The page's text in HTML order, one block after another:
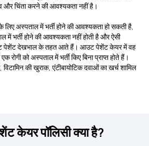
और चिंता करने की आवश्यकता नहीं है।
अस्पताल में भर्ती होने की आवश्यकता हो सकती है,
में भर्ती होने की आवश्यकता नहीं होती है और ऐसी
पेशेंट देखभाल के तहत आते हैं। आउट पेशेंट केयर में वह
रोगी को अस्पताल में भर्ती किए बिना प्राप्त होते हैं।
की खुराक, एंटीबायोटिक दवाओं का खर्च शामिल
केयर पॉलिसी क्या है?